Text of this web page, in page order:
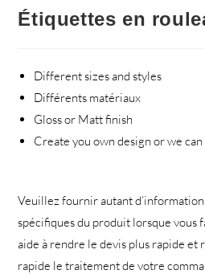
Étiquettes en
Different sizes and styles
Différents matériaux
Gloss or Matt finish
Create you own design or we
Veuillez fournir autant
spécifiques du produit lorsque vous
aide à rendre le devis plus rapide et
rapide le traitement de votre